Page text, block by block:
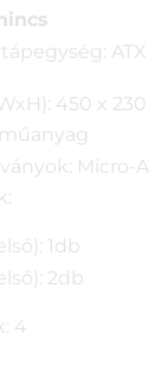
ATX
450 x
Micro-
1db
2db
4